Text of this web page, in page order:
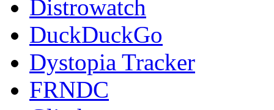
Distrowatch
DuckDuckGo
Dystopia Tracker
FRNDC